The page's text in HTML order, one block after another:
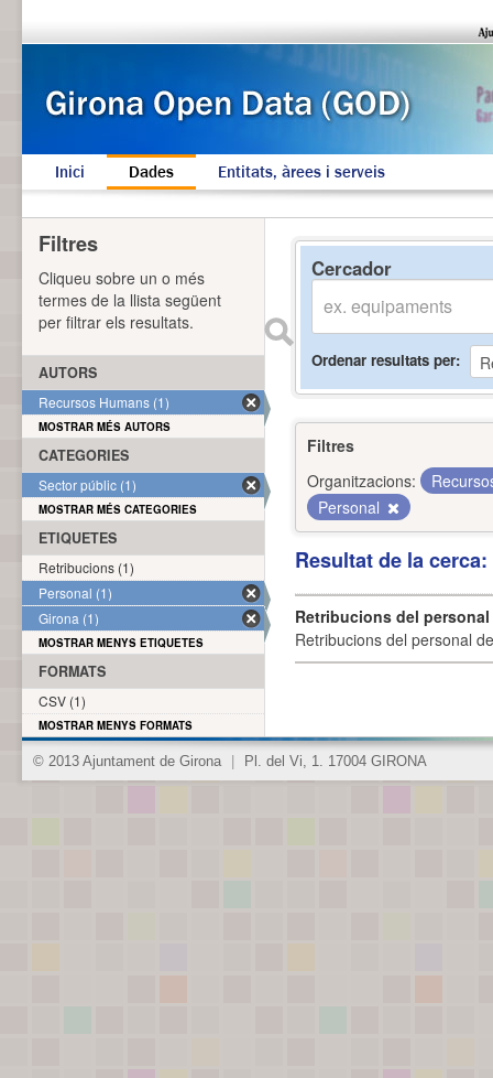
Inici Dades Entitats, àrees i serveis
Cercador
Ordenar resultats per
Filtres
Organitzacions:
Personal
Resultat de la
Retribucions del
Retribucions del personal
Filtres
Cliqueu sobre un o més
termes de la llista següent
per filtrar els resultats.
AUTORS
Recursos Humans (1)
MOSTRAR MÉS AUTORS
CATEGORIES
Sector públic (1)
MOSTRAR MÉS CATEGORIES
ETIQUETES
Retribucions (1)
Personal (1)
Girona (1)
MOSTRAR MENYS ETIQUETES
FORMATS
CSV (1)
MOSTRAR MENYS FORMATS
© 2013 Ajuntament de Girona Pl. del Vi, 1. 17004 GIRONA